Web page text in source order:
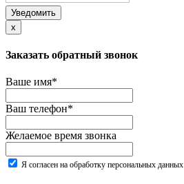
Уведомить
x
Заказать обратный звонок
Ваше имя*
Ваш телефон*
Желаемое время звонка
Я согласен на обработку персональных данных